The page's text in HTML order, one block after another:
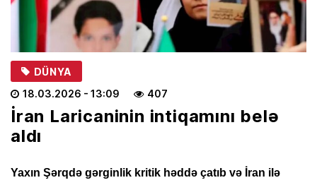
DÜNYA
18.03.2026 - 13:09 407
İran Laricaninin intiqamını belə
aldı
Yaxın Şərqdə gərginlik kritik həddə çatıb və İran ilə